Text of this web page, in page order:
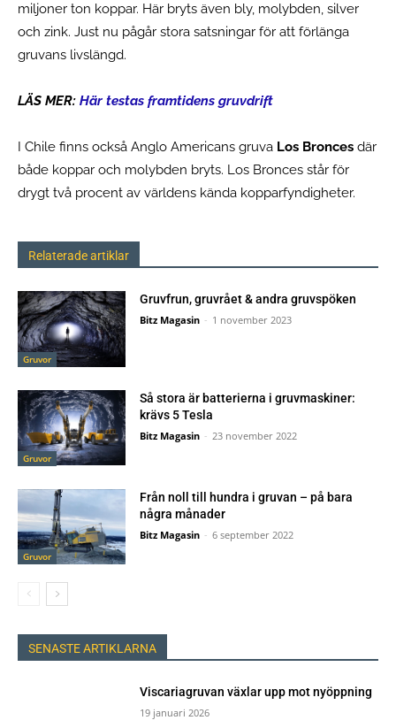
miljoner ton koppar. Här bryts även bly, molybden, silver
och zink. Just nu pågår stora satsningar för att förlänga
gruvans livslängd.
LÄS MER: Här testas framtidens gruvdrift
I Chile finns också Anglo Americans gruva Los Bronces där
både koppar och molybden bryts. Los Bronces står för
drygt två procent av världens kända kopparfyndigheter.
Relaterade artiklar
Gruvor
Gruvfrun, gruvrået & andra gruvspöken
Bitz Magasin - 1 november 2023
Gruvor
Så stora är batterierna i gruvmaskiner:
krävs 5 Tesla
Bitz Magasin - 23 november 2022
Gruvor
Från noll till hundra i gruvan – på bara
några månader
Bitz Magasin - 6 september 2022
SENASTE ARTIKLARNA
Viscariagruvan växlar upp mot nyöppning
19 januari 2026